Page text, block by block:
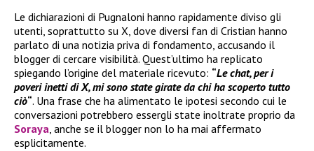
Le dichiarazioni di Pugnaloni hanno rapidamente diviso gli
utenti, soprattutto su X, dove diversi fan di Cristian hanno
parlato di una notizia priva di fondamento, accusando il
blogger di cercare visibilità. Quest’ultimo ha replicato
spiegando l’origine del materiale ricevuto: “Le chat, per i
poveri inetti di X, mi sono state girate da chi ha scoperto tutto
ciò“. Una frase che ha alimentato le ipotesi secondo cui le
conversazioni potrebbero essergli state inoltrate proprio da
Soraya, anche se il blogger non lo ha mai affermato
esplicitamente.